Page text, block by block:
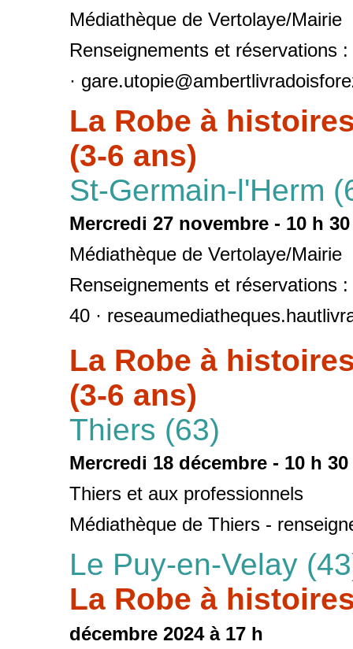
Médiathèque de Vertolaye/Mairie
Renseignements et réservations
·
La Robe à
(3-6 ans)
St-Germain-l'Herm
Mercredi 27 novembre - 10 h 30
Médiathèque de Vertolaye/Mairie
Renseignements et réservations
40 ·
La Robe à
(3-6 ans)
Thiers (63)
Mercredi 18 décembre - 10 h 30
Thiers et aux professionnels
Médiathèque de Thiers -
Le Puy-en-Velay
La Robe à
décembre 2024 à 17 h